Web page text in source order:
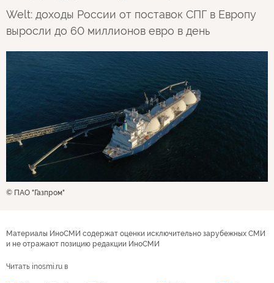
Welt: доходы России от поставок СПГ в Европу
выросли до 60 миллионов евро в день
© ПАО "Газпром"
Материалы ИноСМИ содержат оценки исключительно зарубежных СМИ
и не отражают позицию редакции ИноСМИ
Читать inosmi.ru в